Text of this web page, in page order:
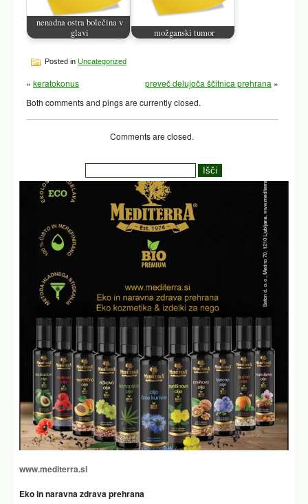
nenadna ostra bolečina v
glavi
možganski tumor
Posted inUncategorized
«keratokonus preveč delujoča ščitnica prehrana »
Both comments and pings are currently closed.
Comments are closed.
www.mediterra.si
Eko in naravna zdrava prehrana